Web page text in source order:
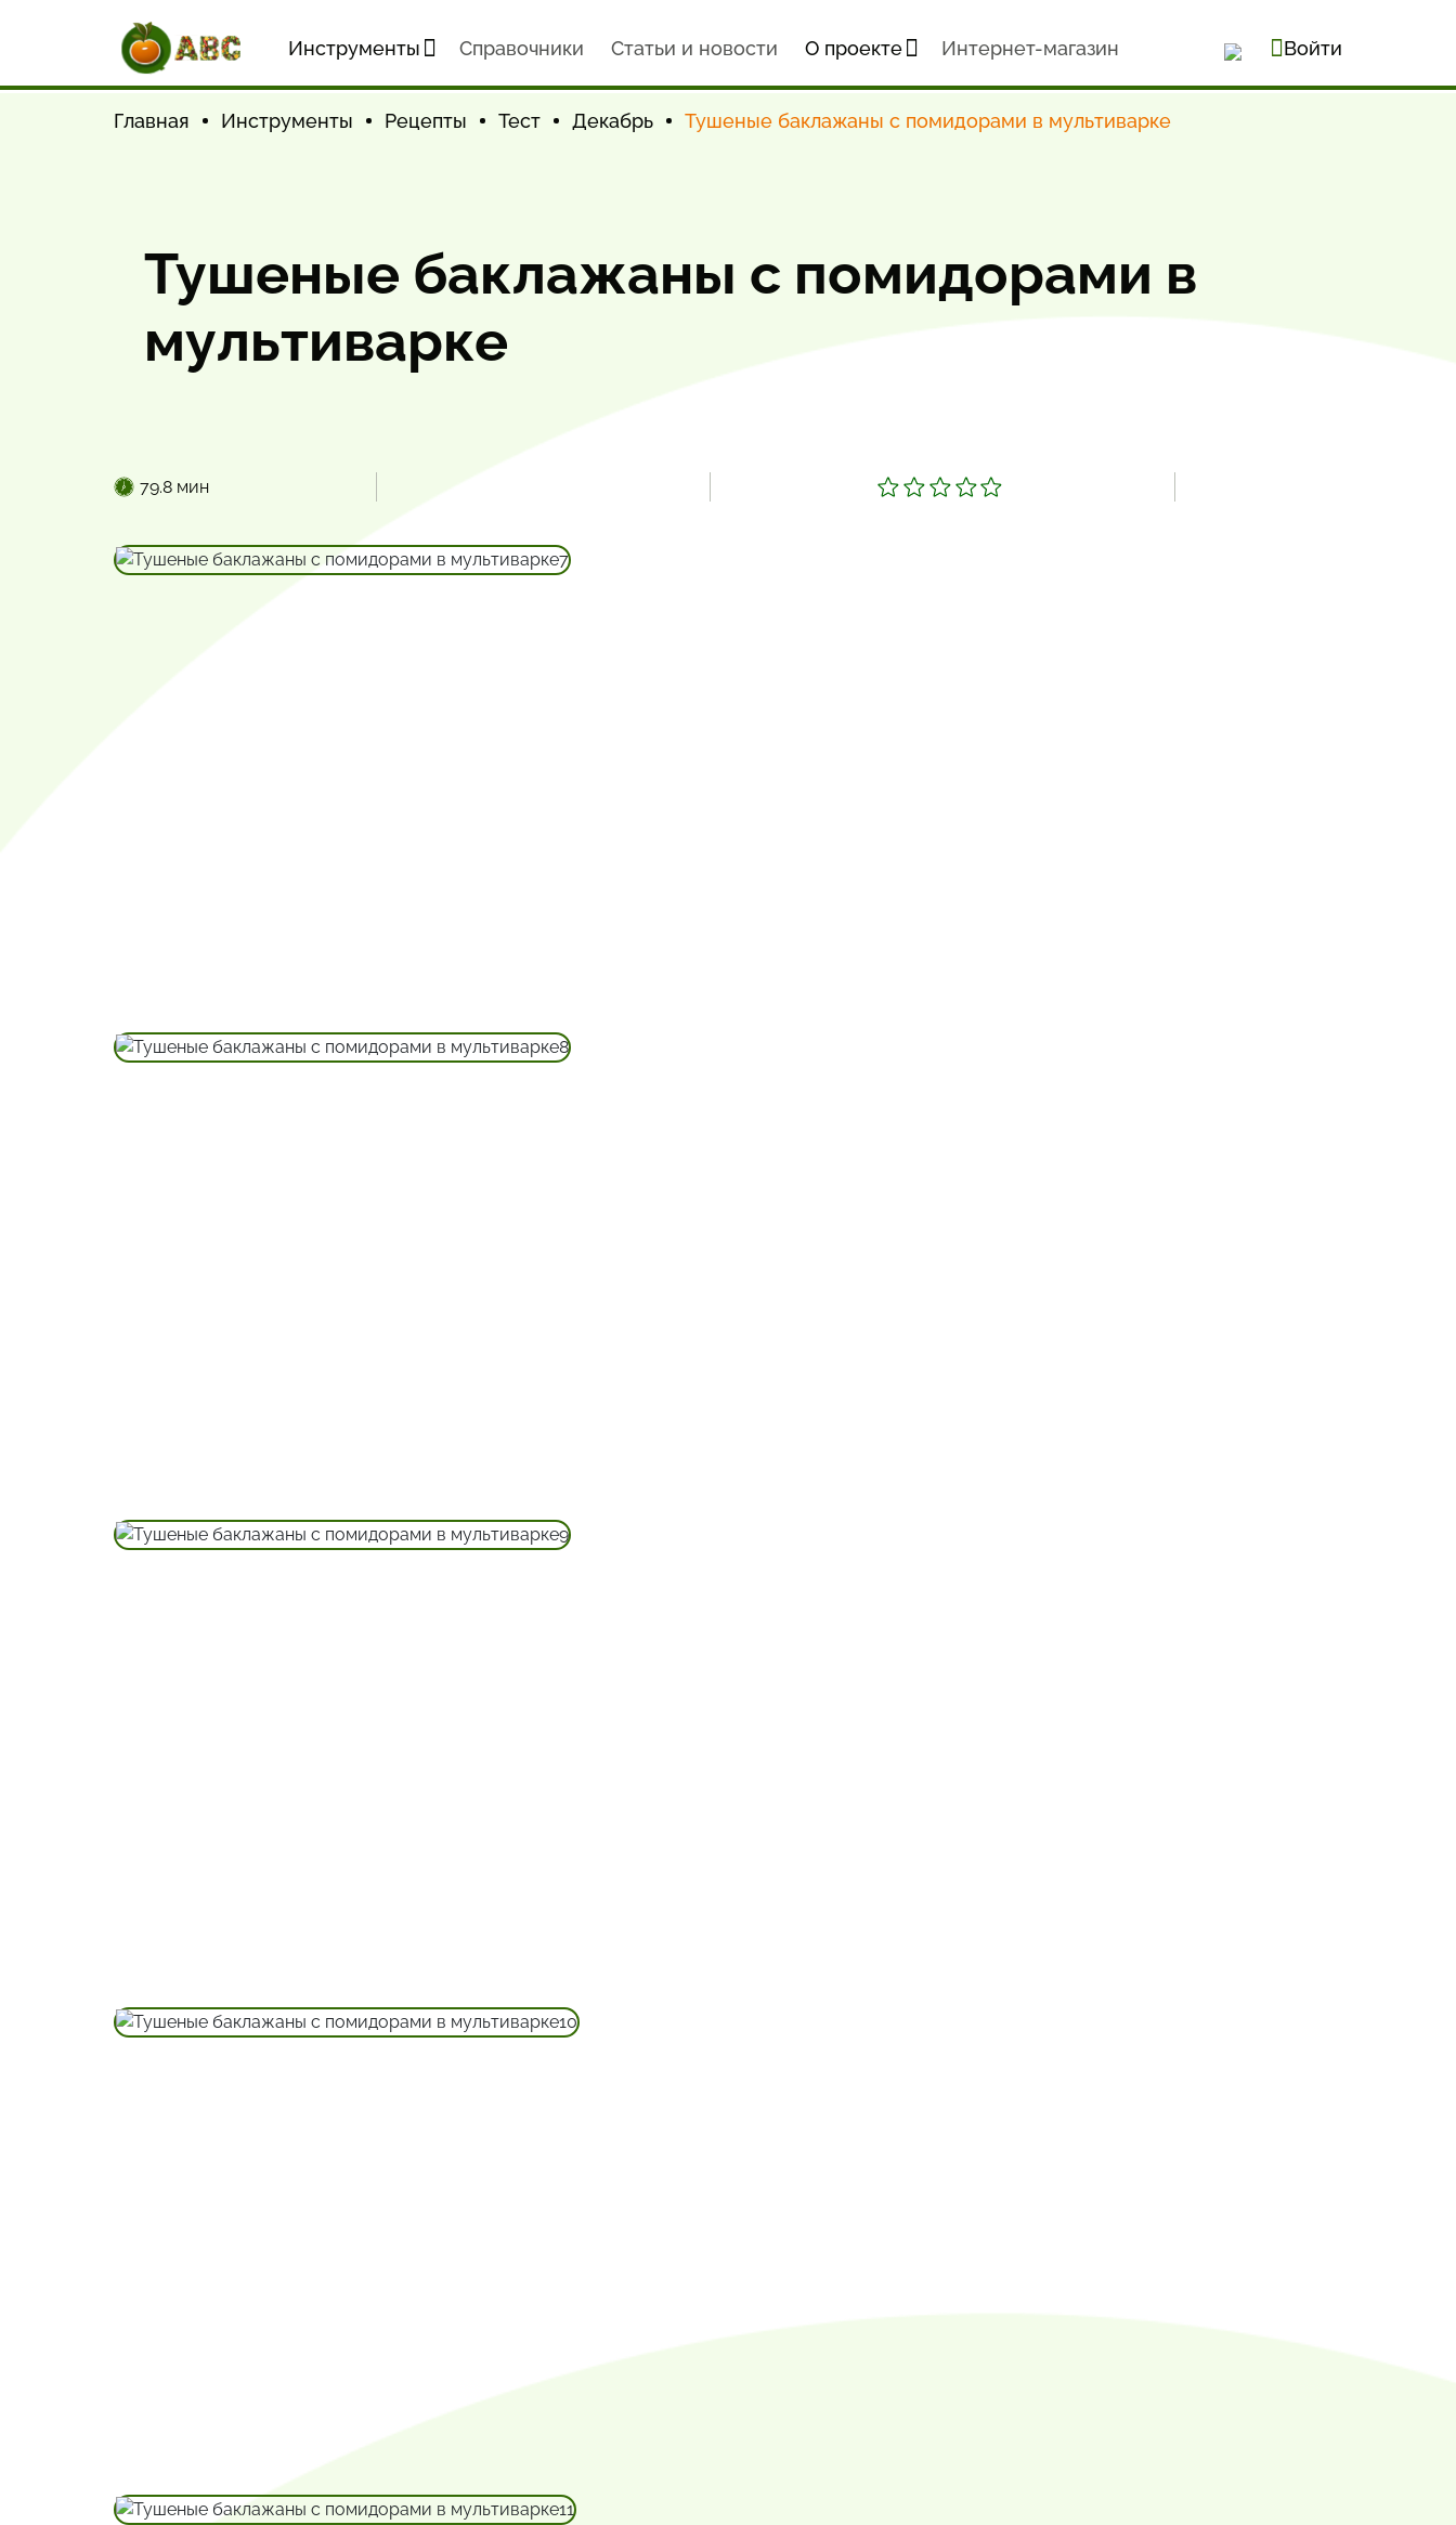
Инструменты Cправочники Статьи и новости О проекте Интернет-магазин Войти
Главная Инструменты Рецепты Тест Декабрь Тушеные баклажаны с помидорами в мультиварке
Тушеные баклажаны с помидорами в
мультиварке
79.8 мин